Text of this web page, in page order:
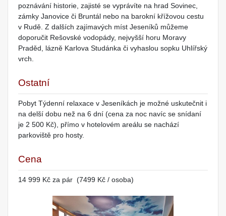
poznávání historie, zajisté se vyprávíte na hrad Sovinec,
zámky Janovice či Bruntál nebo na barokní křížovou cestu
v Rudě. Z dalších zajímavých míst Jeseníků můžeme
doporučit Rešovské vodopády, nejvyšší horu Moravy
Praděd, lázně Karlova Studánka či vyhaslou sopku Uhlířský
vrch.
Ostatní
Pobyt Týdenní relaxace v Jeseníkách je možné uskutečnit i
na delší dobu než na 6 dní (cena za noc navíc se snídaní
je 2 500 Kč), přímo v hotelovém areálu se nachází
parkoviště pro hosty.
Cena
14 999 Kč za pár (7499 Kč / osoba)